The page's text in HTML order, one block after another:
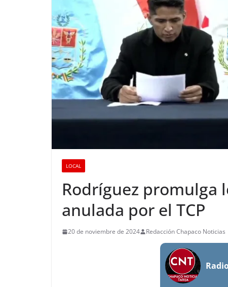
LOCAL
Rodríguez promulga
anulada por el TCP
20 de noviembre de 2024 Redacción Chapaco Noticias